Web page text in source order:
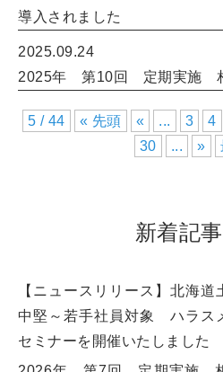
導入されました
2025.09.24
2025年 第10回 定期実施
5 / 44 « 先頭 « ... 3 4
30
... »
新着記
【ニュースリリース】北海
中堅～若手社員対象 ハラス
セミナーを開催いたしました